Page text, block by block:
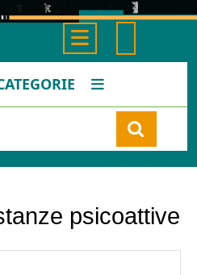
Button
Cart
psicoattive